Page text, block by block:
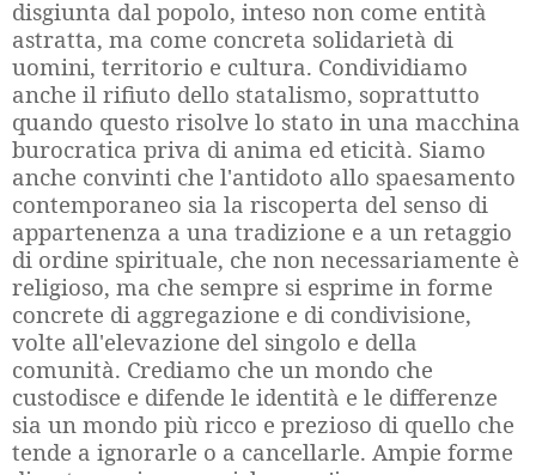
disgiunta dal popolo, inteso non come entità
astratta, ma come concreta solidarietà di
uomini, territorio e cultura. Condividiamo
anche il rifiuto dello statalismo, soprattutto
quando questo risolve lo stato in una macchina
burocratica priva di anima ed eticità. Siamo
anche convinti che l'antidoto allo spaesamento
contemporaneo sia la riscoperta del senso di
appartenenza a una tradizione e a un retaggio
di ordine spirituale, che non necessariamente è
religioso, ma che sempre si esprime in forme
concrete di aggregazione e di condivisione,
volte all'elevazione del singolo e della
comunità. Crediamo che un mondo che
custodisce e difende le identità e le differenze
sia un mondo più ricco e prezioso di quello che
tende a ignorarle o a cancellarle. Ampie forme